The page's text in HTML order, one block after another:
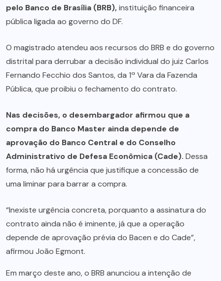
pelo Banco de Brasília (BRB),instituição financeira
pública ligada ao governo do DF.
O magistrado atendeu aos recursos do BRB e do governo
distrital para derrubar a decisão individual do juiz Carlos
Fernando Fecchio dos Santos, da 1ª Vara da Fazenda
Pública, que proibiu o fechamento do contrato.
Nas decisões, o desembargador afirmou que a
compra do Banco Master ainda depende de
aprovação do Banco Central e do Conselho
Administrativo de Defesa Econômica (Cade). Dessa
forma, não há urgência que justifique a concessão de
uma liminar para barrar a compra.
“Inexiste urgência concreta, porquanto a assinatura do
contrato ainda não é iminente, já que a operação
depende de aprovação prévia do Bacen e do Cade”,
afirmou João Egmont.
Em março deste ano, o BRB anunciou a intenção de